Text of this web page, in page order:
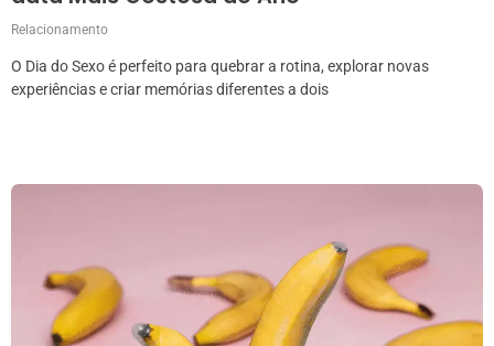
Relacionamento
O Dia do Sexo é perfeito para quebrar a rotina, explorar novas
experiências e criar memórias diferentes a dois